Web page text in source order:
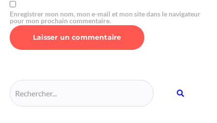
Enregistrer mon nom, mon e-mail et mon site dans le navigateur
pour mon prochain commentaire.